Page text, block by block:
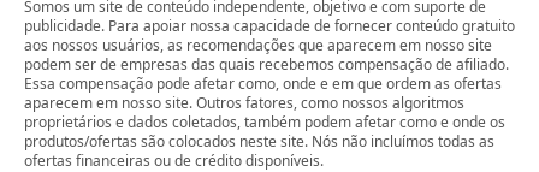
Somos um site de conteúdo independente, objetivo e com suporte de
publicidade. Para apoiar nossa capacidade de fornecer conteúdo gratuito
aos nossos usuários, as recomendações que aparecem em nosso site
podem ser de empresas das quais recebemos compensação de afiliado.
Essa compensação pode afetar como, onde e em que ordem as ofertas
aparecem em nosso site. Outros fatores, como nossos algoritmos
proprietários e dados coletados, também podem afetar como e onde os
produtos/ofertas são colocados neste site. Nós não incluímos todas as
ofertas financeiras ou de crédito disponíveis.